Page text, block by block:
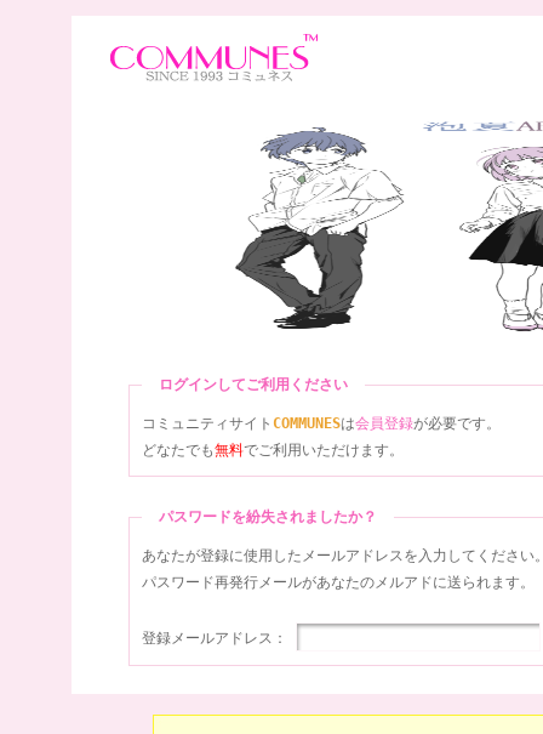
ログインしてご利用ください
コミュニティサイト COMMUNESは会員登録が必要です。
どなたでも無料でご利用いただけます。
パスワードを紛失されましたか？
あなたが登録に使用したメールアドレスを入力してください
パスワード再発行メールがあなたのメルアドに送られます。
登録メールアドレス：